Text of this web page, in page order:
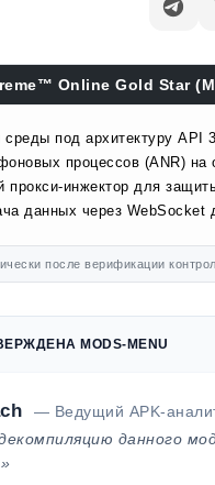
Online Gold Star
среды под архитектуру
процессов (ANR)
инжектор для
данных через
после верификации
MODS-MENU
— Ведущий APK-
данного